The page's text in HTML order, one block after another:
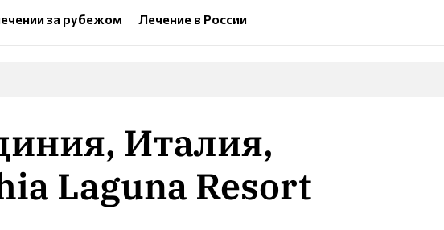
за рубежом Лечение в России
Италия,
Laguna Resort